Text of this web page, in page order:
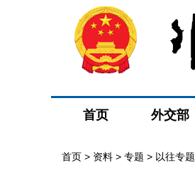
首页 外交部
首页 > 资料 > 专题 > 以往专题